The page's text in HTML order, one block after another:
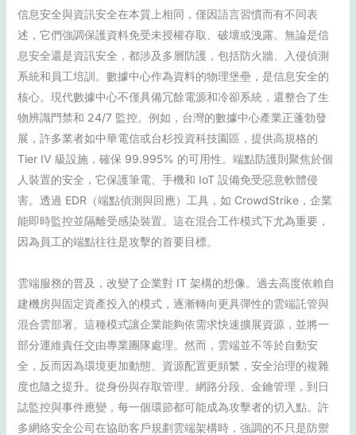
信息安全與資訊安全在本質上相同，僅因語言習慣而有不同表
述，它們強調保護資料免受未授權存取、破壞或洩露。無論是信
息安全還是資訊安全，都涉及多層防護，包括防火牆、入侵偵測
系統和員工培訓。數據中心作為資料的物理堡壘，是信息安全的
核心。現代數據中心不僅具備冗餘電源和冷卻系統，還整合了生
物辨識門禁和 24/7 監控。例如，台灣的數據中心產業正蓬勃發
展，許多業者如中華電信或台杉投資科技園區，提供高規格的
Tier IV 級設施，確保 99.995% 的可用性。端點防護則聚焦於個
人裝置的安全，它保護筆電、手機和 IoT 設備免受惡意軟體侵
害。透過 EDR（端點偵測與回應）工具，如 CrowdStrike，企業
能即時監控並隔離受感染裝置。這在混合工作模式下尤為重要，
因為員工的端點往往是攻擊的首要目標。
雲端服務的普及，改變了企業對 IT 架構的想像。過去高度依賴自
建機房與固定資產投入的模式，逐漸轉向更具彈性的雲端託管與
混合雲部署。這種模式讓企業能夠依需求快速擴展資源，並將一
部分運維責任交由專業團隊處理。然而，雲端並不等於自動安
全，反而因為環境更加動態、資源配置更頻繁，安全治理的複雜
度也隨之提升。從身份與存取管理、網路分段、金鑰管理，到日
誌監控與事件應變，每一個環節都可能成為攻擊者的切入點。許
多網絡安全公司在協助客戶規劃雲端架構時，強調的不只是防禦